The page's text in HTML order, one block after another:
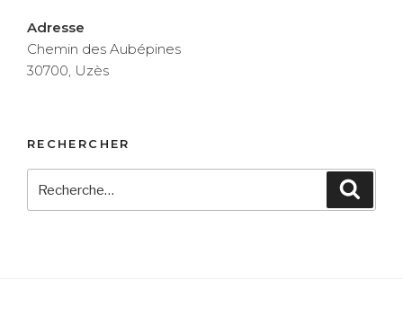
Adresse
Chemin des Aubépines
30700, Uzès
RECHERCHER